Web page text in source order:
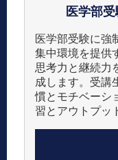
医学部受
医学部受験に強
集中環境を提供
思考力と継続力
成します。受講
慣とモチベーシ
習とアウトプッ